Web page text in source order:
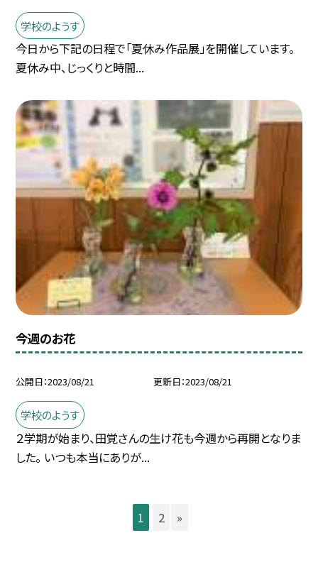
学校のようす
今日から下記の日程で「夏休み作品展」を開催しています。
夏休み中、じっくりと時間...
今週のお花
公開日 2023/08/21 更新日 2023/08/21
学校のようす
２学期が始まり、田覚さんの生け花も今週から再開となりま
した。 いつも本当にありが...
1 2 »